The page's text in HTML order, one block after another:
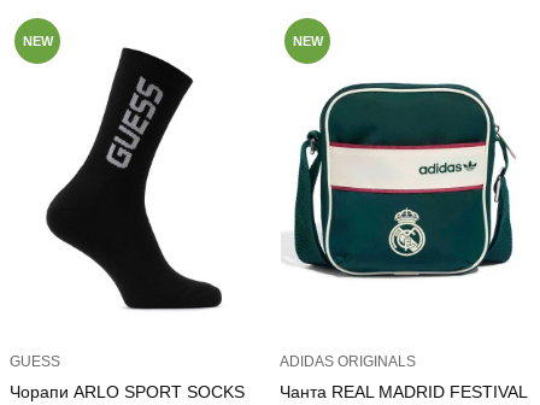
NEW
GUESS
Чорапи ARLO SPORT SOCKS
NEW
ADIDAS ORIGINALS
Чанта REAL MADRID FESTIVAL